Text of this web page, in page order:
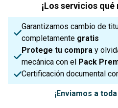
¡Los servicios
Garantizamos cambio de
completamente gratis
Protege tu compra y
mecánica con el Pack
Certificación documental
¡Enviamos a